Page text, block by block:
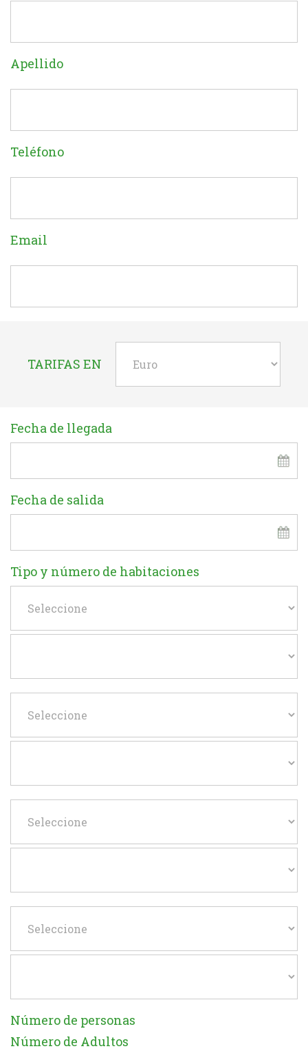
Apellido
Teléfono
Email
TARIFAS EN
Fecha de llegada
Fecha de salida
Tipo y número de habitaciones
Número de personas
Número de Adultos